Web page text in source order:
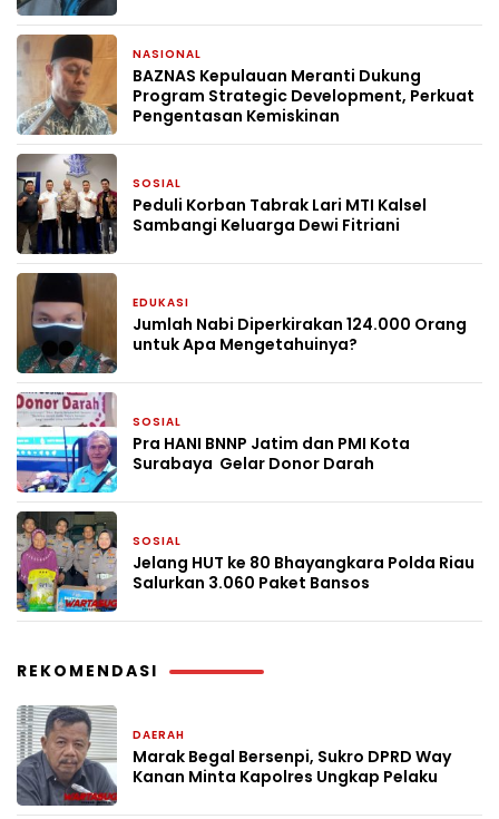
NASIONAL
BAZNAS Kepulauan Meranti Dukung
Program Strategic Development, Perkuat
Pengentasan Kemiskinan
SOSIAL
Peduli Korban Tabrak Lari MTI Kalsel
Sambangi Keluarga Dewi Fitriani
EDUKASI
Jumlah Nabi Diperkirakan 124.000 Orang
untuk Apa Mengetahuinya?
SOSIAL
Pra HANI BNNP Jatim dan PMI Kota
Surabaya Gelar Donor Darah
SOSIAL
Jelang HUT ke 80 Bhayangkara Polda Riau
Salurkan 3.060 Paket Bansos
REKOMENDASI
DAERAH
Marak Begal Bersenpi, Sukro DPRD Way
Kanan Minta Kapolres Ungkap Pelaku